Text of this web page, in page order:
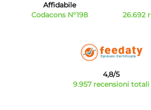
Affidabile
Codacons N°198
26.692
4,8/5
9.957 recensioni totali